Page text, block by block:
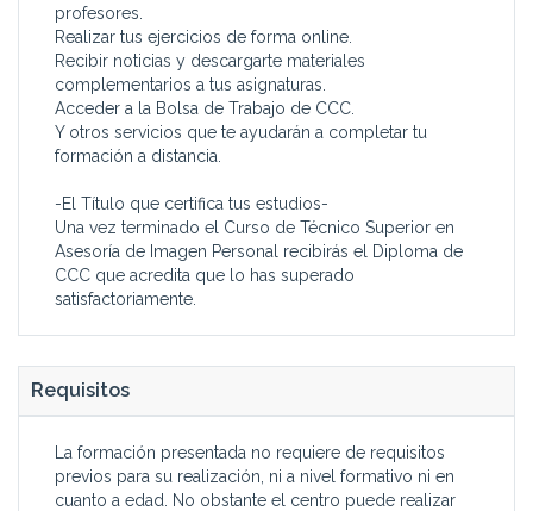
profesores.
Realizar tus ejercicios de forma online.
Recibir noticias y descargarte materiales
complementarios a tus asignaturas.
Acceder a la Bolsa de Trabajo de CCC.
Y otros servicios que te ayudarán a completar tu
formación a distancia.
-El Título que certifica tus estudios-
Una vez terminado el Curso de Técnico Superior en
Asesoría de Imagen Personal recibirás el Diploma de
CCC que acredita que lo has superado
satisfactoriamente.
Requisitos
La formación presentada no requiere de requisitos
previos para su realización, ni a nivel formativo ni en
cuanto a edad. No obstante el centro puede realizar